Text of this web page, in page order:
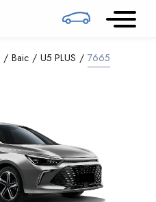
Baic U5 PLUS 7665